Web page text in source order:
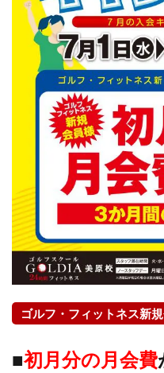
ゴルフ・フィットネス新
■初月分の月会費